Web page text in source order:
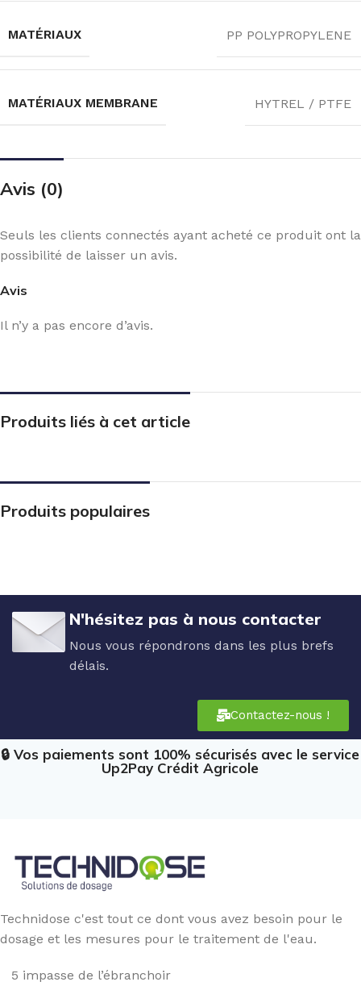
MATÉRIAUX PP POLYPROPYLENE
MATÉRIAUX MEMBRANE HYTREL / PTFE
Avis (0)
Avis
Il n’y a pas encore d’avis.
Seuls les clients connectés ayant acheté ce produit ont la
possibilité de laisser un avis.
Produits liés à cet article
Produits populaires
N'hésitez pas à nous contacter
Nous vous répondrons dans les plus brefs
délais.
Contactez-nous !
🔒 Vos paiements sont 100% sécurisés avec le service
Up2Pay Crédit Agricole
Technidose c'est tout ce dont vous avez besoin pour le
dosage et les mesures pour le traitement de l'eau.
5 impasse de l’ébranchoir